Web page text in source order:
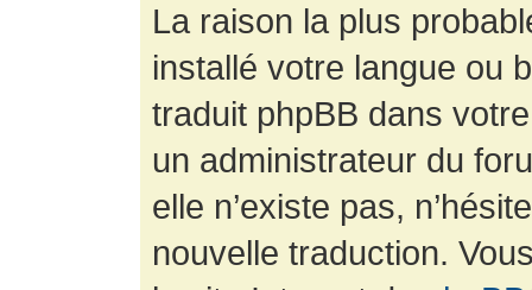
La raison la plus
installé votre langue ou
traduit phpBB dans
un administrateur du
elle n’existe pas,
nouvelle traduction.